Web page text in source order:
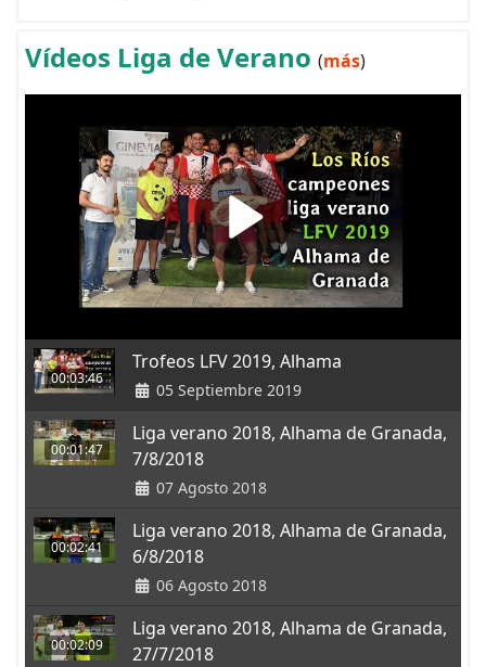
Vídeos Liga de Verano (más)
00:03:46
Trofeos LFV 2019, Alhama
05 Septiembre 2019
00:01:47
Liga verano 2018, Alhama de Granada,
7/8/2018
07 Agosto 2018
00:02:41
Liga verano 2018, Alhama de Granada,
6/8/2018
06 Agosto 2018
00:02:09
Liga verano 2018, Alhama de Granada,
27/7/2018